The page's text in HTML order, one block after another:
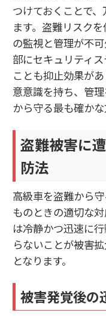
つけておくことで
ます。盗難リスク
の監視と管理が不
部にセキュリティ
ことも抑止効果が
意意識を持ち、管
から守る最も確かな
盗難被害に
防法
高級車を盗難から
ものときの適切な
は冷静かつ迅速に
らないことが被害
となります。
被害発覚後の